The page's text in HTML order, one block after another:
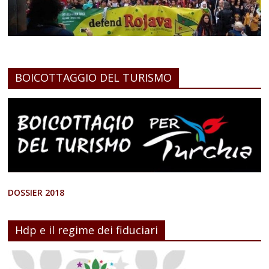
BOICOTTAGGIO DEL TURISMO
DOSSIER 2018
Hdp e il regime dei fiduciari